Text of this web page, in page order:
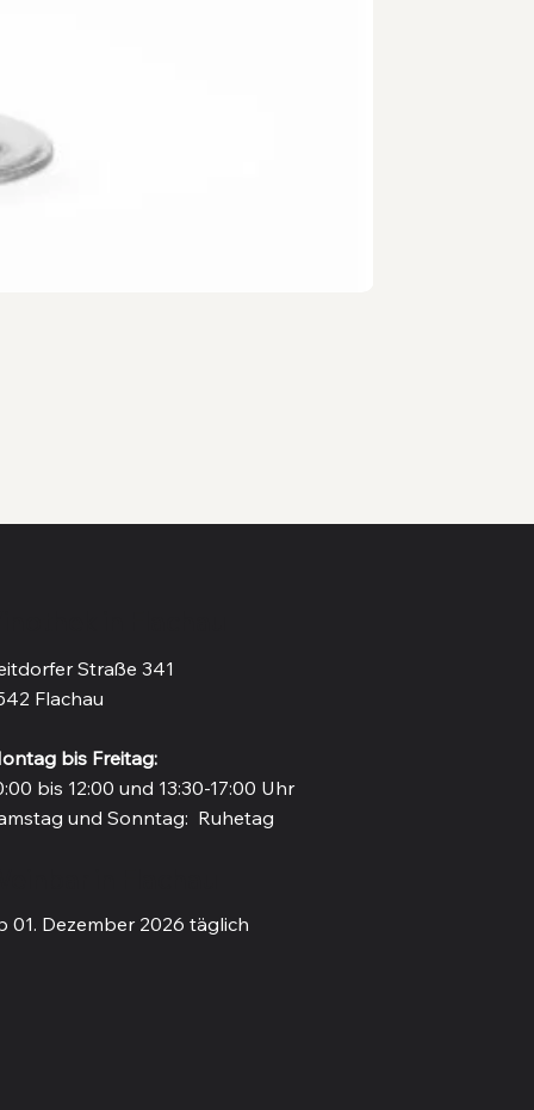
Straße 341
Flachau
bis Freitag:
bis 12:00 und 13:30-17:00 Uhr
und Sonntag: Ruhetag
01. Dezember 2026 täglich